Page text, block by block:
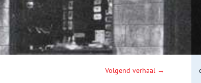
Volgend verhaal →